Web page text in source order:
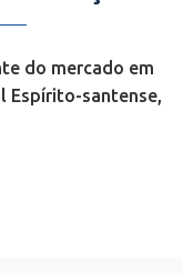
do mercado em
Espírito-santense,